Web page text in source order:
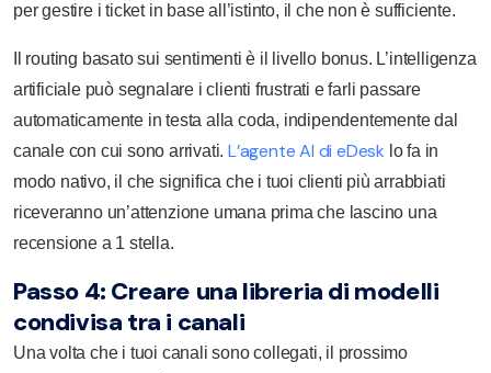
per gestire i ticket in base all’istinto, il che non è sufficiente.
Il routing basato sui sentimenti è il livello bonus. L’intelligenza
artificiale può segnalare i clienti frustrati e farli passare
automaticamente in testa alla coda, indipendentemente dal
canale con cui sono arrivati. L’agente AI di eDesk lo fa in
modo nativo, il che significa che i tuoi clienti più arrabbiati
riceveranno un’attenzione umana prima che lascino una
recensione a 1 stella.
Passo 4: Creare una libreria di modelli
condivisa tra i canali
Una volta che i tuoi canali sono collegati, il prossimo